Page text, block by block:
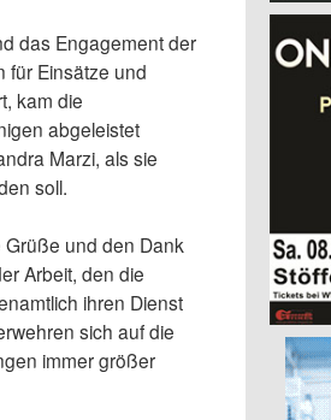
das Engagement der
für Einsätze und
kam die
abgeleistet
Marzi, als sie
soll.
und den Dank
Arbeit, den die
ihren Dienst
sich auf die
immer größer